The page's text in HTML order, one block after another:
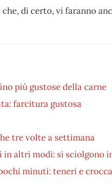
che, di certo, vi faranno
più gustose della carne
farcitura gustosa
tre volte a settimana
in altri modi: si sciolgono
minuti: teneri e